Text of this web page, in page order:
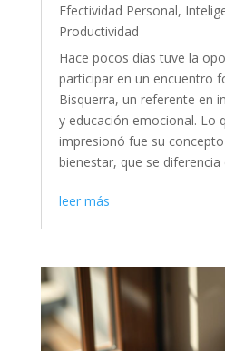
Efectividad Personal,
Productividad
Hace pocos días tuve la
participar en un encuentro
Bisquerra, un referente en
y educación emocional. Lo
impresionó fue su
bienestar, que se diferencia
leer más